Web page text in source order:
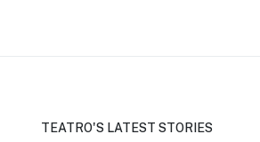
TEATRO'S LATEST STORIES